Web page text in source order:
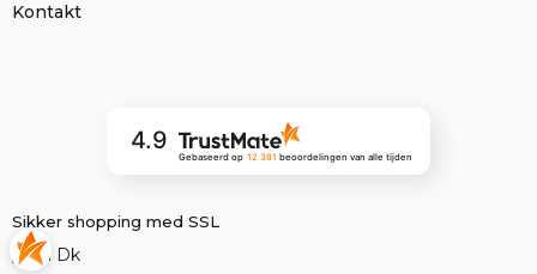
Kontakt
4.9
Gebaseerd op 12 381 beoordelingen van alle tijden
Sikker shopping med SSL